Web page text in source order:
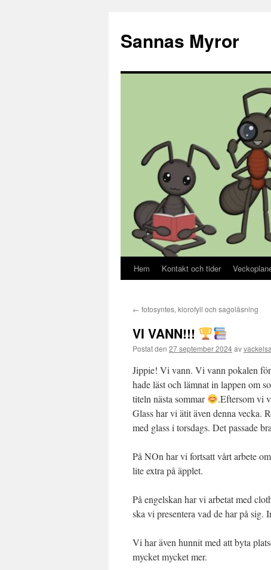
Sannas Myror
Hoppa
innehåll
Hem Kontakt och tider
← fotosyntes, klorofyll och sagoläsning
VI VANN!!!
Postat den 27 september 2024av
Jippie! Vi vann. Vi vann pokalen
hade läst och lämnat in lappen om
titeln nästa sommar
.Eftersom vi
Glass har vi ätit även denna vecka.
med glass i torsdags. Det passade
På NOn har vi fortsatt vårt arbete
lite extra på äpplet.
På engelskan har vi arbetat med
ska vi presentera vad de har på sig.
Vi har även hunnit med att byta
mycket mycket mer.